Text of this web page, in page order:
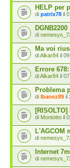
HELP per
di patrix78 il
DGNB2200
di
Ma voi
diAlkar84 il
Errore
diAlkar84 il
Problema
di Ibanez89 il
di Montotto il
L'AGCOM
di
Internet
di